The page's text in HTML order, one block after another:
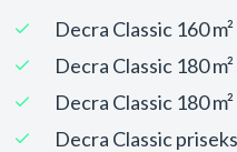
Decra Classic 160
Decra Classic 180
Decra Classic 180
Decra Classic